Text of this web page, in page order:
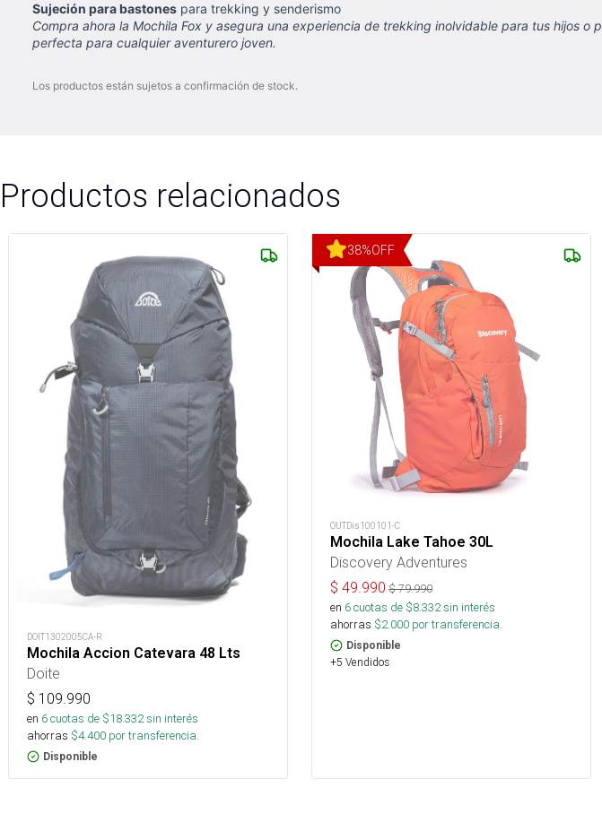
Sujeción para bastones para trekking y senderismo
Compra ahora la Mochila Fox y asegura una experiencia de trekking inolvidable para tus hijos
perfecta para cualquier aventurero joven.
Los productos están sujetos a confirmación de stock.
Productos relacionados
DOIT1302005CA-R
Mochila Accion Catevara 48 Lts
Doite
$ 109.990
en 6cuotas de $18.332sin interés
ahorras $4.400 por transferencia.
Disponible
38%OFF
OUTDis100101-C
Mochila Lake Tahoe 30L
Discovery Adventures
$ 49.990 $79.990
en 6cuotas de $8.332sin interés
ahorras $2.000 por transferencia.
Disponible
+5 Vendidos